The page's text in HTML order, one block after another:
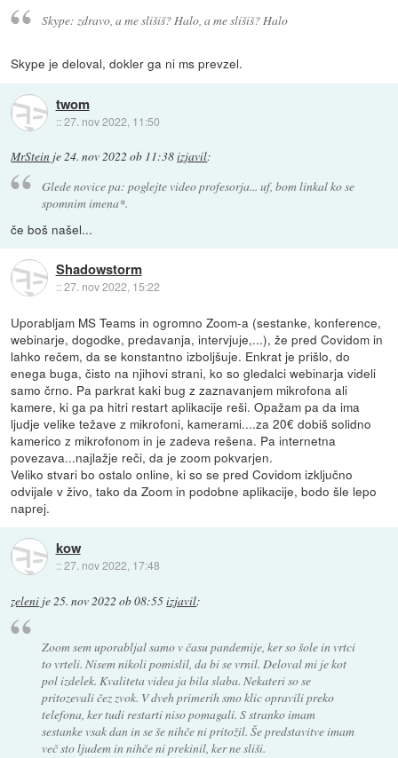
Skype: zdravo, a me slišiš? Halo, a me slišiš? Halo
Skype je deloval, dokler ga ni ms prevzel.
twom
::27. nov 2022, 11:50
MrStein je24. nov 2022 ob 11:38izjavil:
Glede novice pa: poglejte video profesorja... uf, bom linkal ko se
spomnim imena*.
če boš našel...
Shadowstorm
::27. nov 2022, 15:22
Uporabljam MS Teams in ogromno Zoom-a (sestanke, konference,
webinarje, dogodke, predavanja, intervjuje,...), že pred Covidom in
lahko rečem, da se konstantno izboljšuje. Enkrat je prišlo, do
enega buga, čisto na njihovi strani, ko so gledalci webinarja videli
samo črno. Pa parkrat kaki bug z zaznavanjem mikrofona ali
kamere, ki ga pa hitri restart aplikacije reši. Opažam pa da ima
ljudje velike težave z mikrofoni, kamerami....za 20€ dobiš solidno
kamerico z mikrofonom in je zadeva rešena. Pa internetna
povezava...najlažje reči, da je zoom pokvarjen.
Veliko stvari bo ostalo online, ki so se pred Covidom izključno
odvijale v živo, tako da Zoom in podobne aplikacije, bodo šle lepo
naprej.
kow
::27. nov 2022, 17:48
zeleni je25. nov 2022 ob 08:55izjavil:
Zoom sem uporabljal samo v času pandemije, ker so šole in vrtci
to vrteli. Nisem nikoli pomislil, da bi se vrnil. Deloval mi je kot
pol izdelek. Kvaliteta videa ja bila slaba. Nekateri so se
pritozevali čez zvok. V dveh primerih smo klic opravili preko
telefona, ker tudi restarti niso pomagali. S stranko imam
sestanke vsak dan in se še nihče ni pritožil. Še predstavitve imam
več sto ljudem in nihče ni prekinil, ker ne sliši.